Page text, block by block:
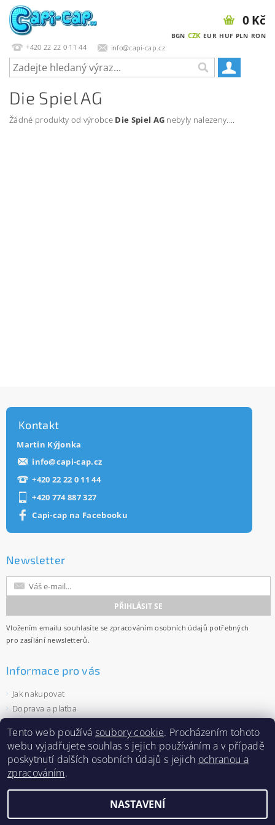
+420 22 22 0 11 44 info@capi-cap.cz
BGN CZK EUR HUF PLN RON
0 Kč
Die Spiel AG
Žádné produkty od výrobce Die Spiel AG nebyly nalezeny....
Kontakt
Martin Kýjonka
info@capi-cap.cz
+420 22 22 0 11 44
+420 774 887 327
Capi-cap na Facebooku
Newsletter
Vložením emailu souhlasíte se zpracováním osobních údajů potřebných
pro zasílání newsletterů.
Informace pro vás
Jak nakupovat
Doprava a platba
Ochrana osobních údajů
Velkoobchod
Zásady používání souborů cookies
2026 ©Capi-cap.cz, všechna práva vyhrazena
Tento web používá soubory cookie. Procházením tohoto
webu vyjadřujete souhlas s jejich používáním a v případě
poskytnutí dalších osobních údajů s jejich ochranou a
zpracováním.
NASTAVENÍ